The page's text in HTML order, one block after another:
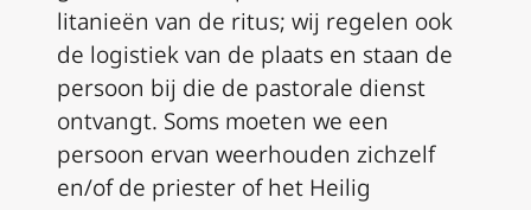
litanieën van de ritus; wij regelen ook
de logistiek van de plaats en staan de
persoon bij die de pastorale dienst
ontvangt. Soms moeten we een
persoon ervan weerhouden zichzelf
en/of de priester of het Heilig